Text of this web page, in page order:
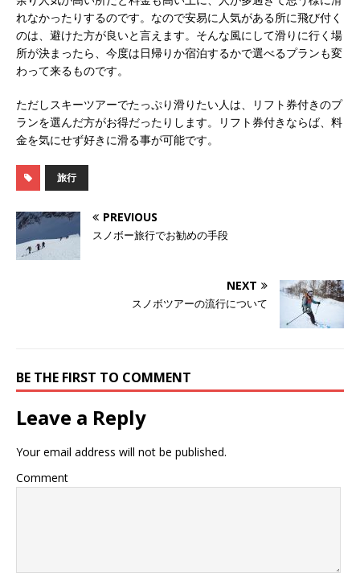
れなかったりするのです。なので安易に人気がある所に飛び付く
のは、避けた方が良いと言えます。そんな風にして滑りに行く場
所が決まったら、今度は日帰りか宿泊するかで選べるプランも変
わって来るものです。
ただしスキーツアーでたっぷり滑りたい人は、リフト券付きのプ
ランを選んだ方がお得だったりします。リフト券付きならば、料
金を気にせず好きに滑る事が可能です。
旅行
PREVIOUS
スノボー旅行でお勧めの手段
NEXT
スノボツアーの流行について
BE THE FIRST TO COMMENT
Leave a Reply
Your email address will not be published.
Comment